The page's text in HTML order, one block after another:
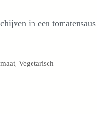
in een
,Vegetarisch